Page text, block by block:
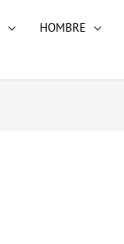
HOMBRE